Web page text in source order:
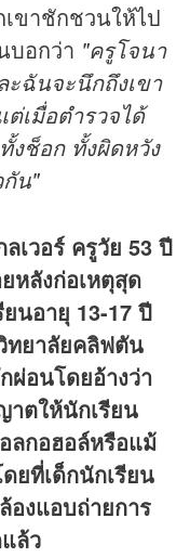
ขาชักชวนให้ไป
บอกว่า "ครูโจนา
ฉันจะนึกถึงเขา
เมื่อตำรวจได้
งช็อก ทั้งผิดหวัง
กัน"
เวอร์ ครูวัย 53 ปี
หลังก่อเหตุสุด
นอายุ 13-17 ปี
ทยาลัยคลิฟตัน
ผ่อนโดยอ้างว่า
ตให้นักเรียน
ลกอฮอล์หรือแม้
ยที่เด็กนักเรียน
องแอบถ่ายการ
ล้ว